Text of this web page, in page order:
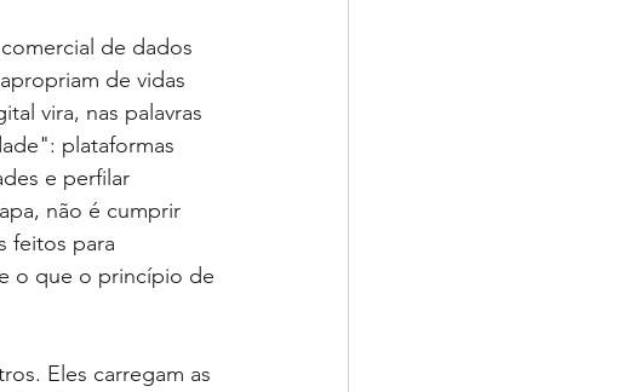
de dados
de vidas
vira, nas palavras
plataformas
e perfilar
não é cumprir
feitos para
o que o princípio de
Eles carregam as